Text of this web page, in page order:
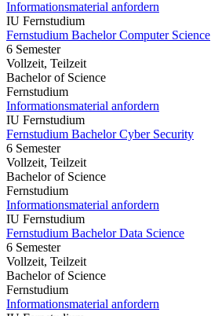
Informationsmaterial anfordern
IU Fernstudium
Fernstudium Bachelor Computer Science
6 Semester
Vollzeit, Teilzeit
Bachelor of Science
Fernstudium
Informationsmaterial anfordern
IU Fernstudium
Fernstudium Bachelor Cyber Security
6 Semester
Vollzeit, Teilzeit
Bachelor of Science
Fernstudium
Informationsmaterial anfordern
IU Fernstudium
Fernstudium Bachelor Data Science
6 Semester
Vollzeit, Teilzeit
Bachelor of Science
Fernstudium
Informationsmaterial anfordern